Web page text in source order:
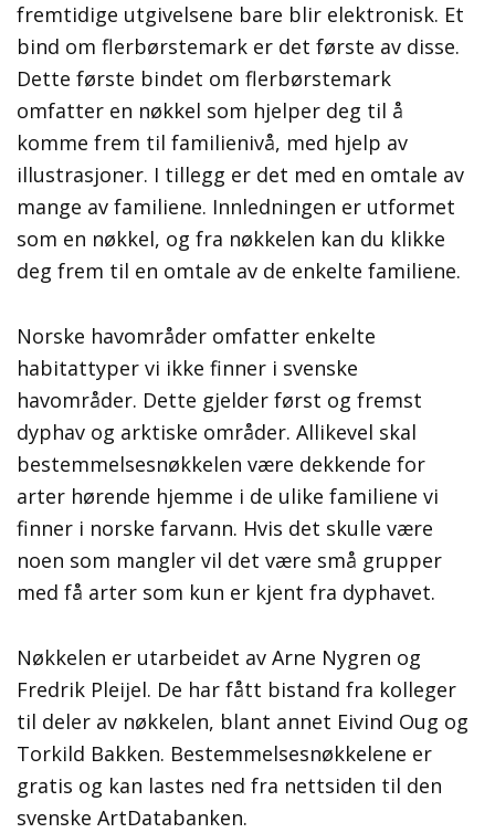
fremtidige utgivelsene bare blir elektronisk. Et
bind om flerbørstemark er det første av disse.
Dette første bindet om flerbørstemark
omfatter en nøkkel som hjelper deg til å
komme frem til familienivå, med hjelp av
illustrasjoner. I tillegg er det med en omtale av
mange av familiene. Innledningen er utformet
som en nøkkel, og fra nøkkelen kan du klikke
deg frem til en omtale av de enkelte familiene.
Norske havområder omfatter enkelte
habitattyper vi ikke finner i svenske
havområder. Dette gjelder først og fremst
dyphav og arktiske områder. Allikevel skal
bestemmelsesnøkkelen være dekkende for
arter hørende hjemme i de ulike familiene vi
finner i norske farvann. Hvis det skulle være
noen som mangler vil det være små grupper
med få arter som kun er kjent fra dyphavet.
Nøkkelen er utarbeidet av Arne Nygren og
Fredrik Pleijel. De har fått bistand fra kolleger
til deler av nøkkelen, blant annet Eivind Oug og
Torkild Bakken. Bestemmelsesnøkkelene er
gratis og kan lastes ned fra nettsiden til den
svenske ArtDatabanken.